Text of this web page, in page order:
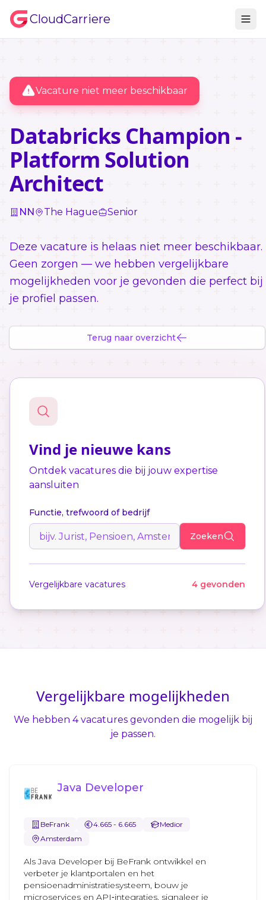
CloudCarriere
Vacature niet meer beschikbaar
Databricks Champion -
Platform Solution
Architect
NN The Hague Senior
Deze vacature is helaas niet meer beschikbaar.
Geen zorgen — we hebben vergelijkbare
mogelijkheden voor je gevonden die perfect bij
je profiel passen.
Terug naar overzicht
Vind je nieuwe kans
Ontdek vacatures die bij jouw expertise
aansluiten
Functie, trefwoord of bedrijf
Zoeken
Vergelijkbare vacatures 4 gevonden
Vergelijkbare mogelijkheden
We hebben 4 vacatures gevonden die mogelijk bij
je passen.
Java Developer
BeFrank 4.665 - 6.665
Medior
Amsterdam
Als Java Developer bij BeFrank ontwikkel en
verbeter je klantportalen en het
pensioenadministratiesysteem, bouw je
microservices en API‑integraties, signaleer je